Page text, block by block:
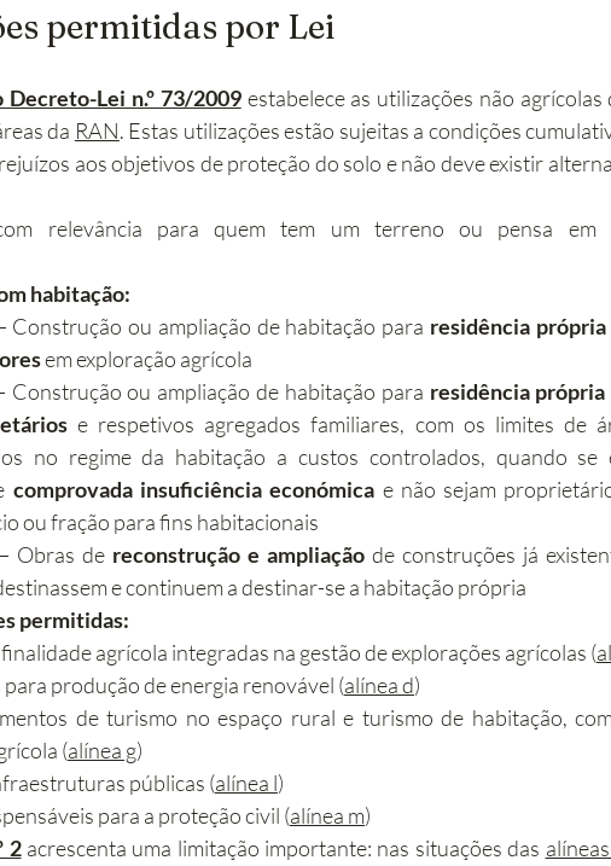
permitidas por Lei
Decreto-Lei n.º 73/2009 estabelece as utilizações não agrícolas
da RAN. Estas utilizações estão sujeitas a condições
aos objetivos de proteção do solo e não deve existir
relevância para quem tem um terreno ou pensa em
habitação:
ou ampliação de habitação para residência
em exploração agrícola
ou ampliação de habitação para residência
e respetivos agregados familiares, com os limites de
no regime da habitação a custos controlados, quando se
comprovada insuficiência económica e não sejam
ou fração para fins habitacionais
Obras de reconstrução e ampliação de construções já
e continuem a destinar-se a habitação própria
permitidas:
agrícola integradas na gestão de explorações agrícolas (
para produção de energia renovável (alínea d)
de turismo no espaço rural e turismo de habitação,
(alínea g)
públicas (alínea l)
para a proteção civil (alínea m)
2 acrescenta uma limitação importante: nas situações das